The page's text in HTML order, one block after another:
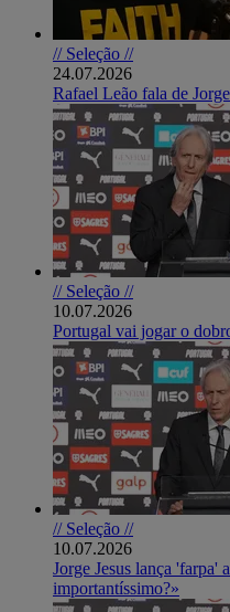
// Seleção //
24.07.2026
Rafael Leão fala de
// Seleção //
10.07.2026
Portugal vai jogar o
// Seleção //
10.07.2026
Jorge Jesus lança 'farpa'
importantíssimo?»